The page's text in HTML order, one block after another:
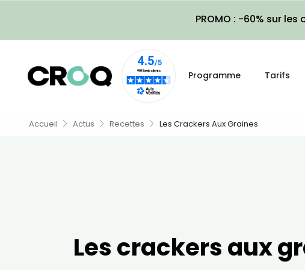
PROMO : -60% sur
Programme Tarifs
Accueil Actus Recettes Les Crackers Aux Graines
Les crackers aux